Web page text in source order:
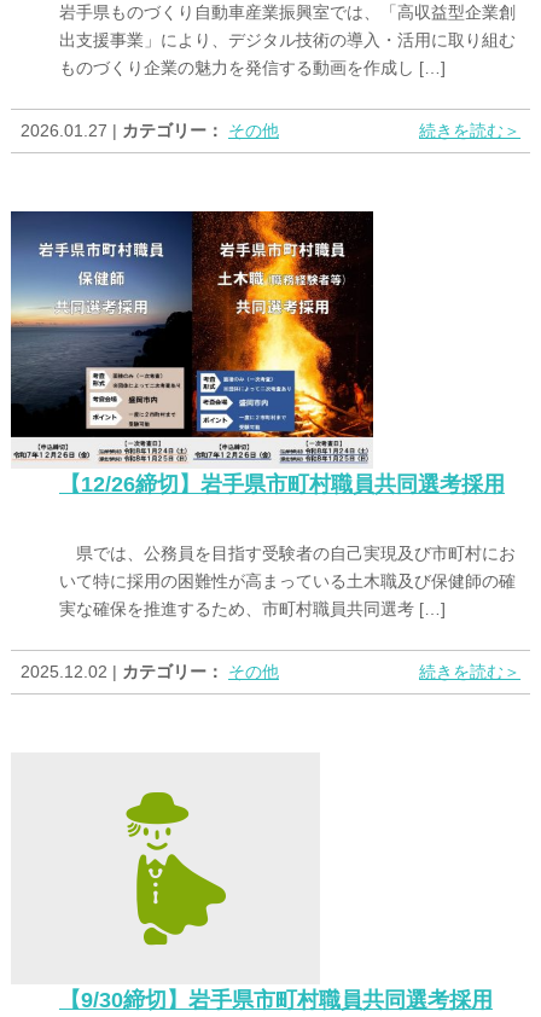
岩手県ものづくり自動車産業振興室では、「高収益型企業創
出支援事業」により、デジタル技術の導入・活用に取り組む
ものづくり企業の魅力を発信する動画を作成し […]
2026.01.27 | カテゴリー： その他 続きを読む＞
【12/26締切】岩手県市町村職員共同選考採用
県では、公務員を目指す受験者の自己実現及び市町村にお
いて特に採用の困難性が高まっている土木職及び保健師の確
実な確保を推進するため、市町村職員共同選考 […]
2025.12.02 | カテゴリー： その他 続きを読む＞
【9/30締切】岩手県市町村職員共同選考採用